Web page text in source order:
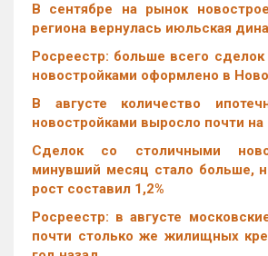
В сентябре на рынок
региона вернулась июльская
Росреестр: больше всего
новостройками оформлено в
В августе количество
новостройками выросло почти на
Cделок со столичными
минувший месяц стало больше,
рост составил 1,2%
Росреестр: в августе
почти столько же жилищных